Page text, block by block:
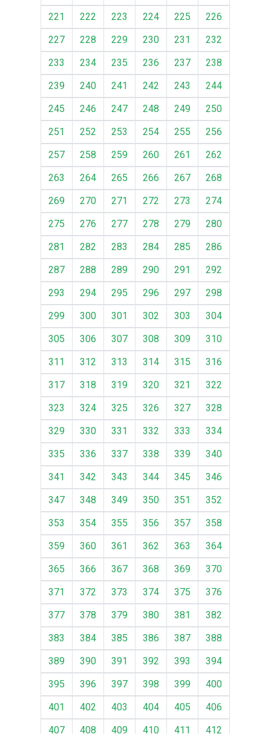
221
222 223 224 225
226
227
228 229 230 231
232
233
234 235 236 237
238
239
240 241 242 243
244
245
246 247 248 249
250
251
252 253 254 255
256
257
258 259 260 261
262
263
264 265 266 267
268
269
270 271 272 273
274
275
276 277 278 279
280
281
282 283 284 285
286
287
288 289 290 291
292
293
294 295 296 297
298
299
300 301 302 303
304
305
306 307 308 309
310
311
312 313 314 315
316
317
318 319 320 321
322
323
324 325 326 327
328
329
330 331 332 333
334
335
336 337 338 339
340
341
342 343 344 345
346
347
348 349 350 351
352
353
354 355 356 357
358
359
360 361 362 363
364
365
366 367 368 369
370
371
372 373 374 375
376
377
378 379 380 381
382
383
384 385 386 387
388
389
390 391 392 393
394
395
396 397 398 399
400
401
402 403 404 405
406
407
408 409 410 411 412